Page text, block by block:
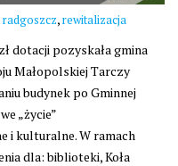
radgoszcz,rewitalizacja
dotacji pozyskała gmina
Małopolskiej Tarczy
budynek po Gminnej
„życie”
i kulturalne. W ramach
dla: biblioteki, Koła